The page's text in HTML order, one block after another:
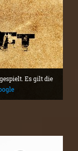
Es gilt die